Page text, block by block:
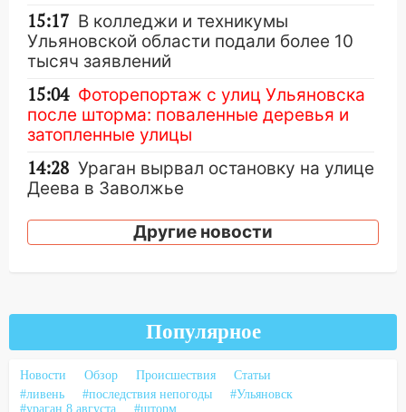
15:17 В колледжи и техникумы
Ульяновской области подали более 10
тысяч заявлений
15:04 Фоторепортаж с улиц Ульяновска
после шторма: поваленные деревья и
затопленные улицы
14:28 Ураган вырвал остановку на улице
Деева в Заволжье
14:26 Жители Ульяновска сами
пытаются расчистить ливнёвки, не
на улице Любови Шевцовой рухнул
14:14
Студента из Ульяновска обманули
мошенники под видом преподавателя
Другие новости
Популярное
Новости Обзор Происшествия
Статьи
#ливень
#последствия непогоды
#Ульяновск
#ураган 8 августа
#шторм